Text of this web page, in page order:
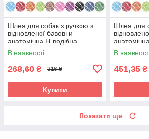
Шлея для собак з ручкою з
відновленої бавовни
анатомічна Н-подібна
WAUDOG Re-cotton з QR
паспортом,
В наявності
268,60 ₴ 316 ₴
Купити
Шлея для
WAUDOG
В
451,35 ₴
Показати ще